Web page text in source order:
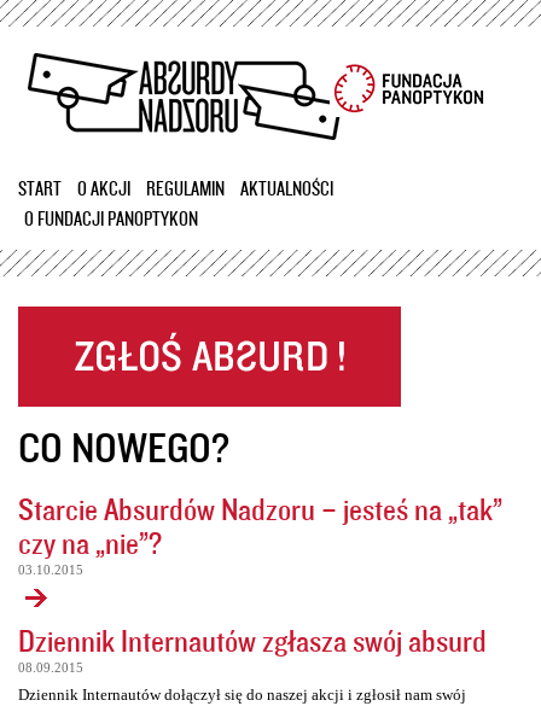
Przejdź
treści
START O AKCJI REGULAMIN
AKTUALNOŚCI
O FUNDACJI PANOPTYKON
CO NOWEGO?
Starcie Absurdów Nadzoru – jesteś na „tak”
czy na „nie”?
03.10.2015
Dziennik Internautów zgłasza swój absurd
08.09.2015
Dziennik Internautów dołączył się do naszej akcji i zgłosił nam swój